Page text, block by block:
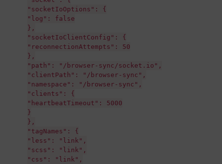
"socketIoOptions": {
"log": false
},
"socketIoClientConfig": {
"reconnectionAttempts": 50
},
"path": "/browser-sync/socket.io",
"clientPath": "/browser-sync",
"namespace": "/browser-sync",
"clients": {
"heartbeatTimeout": 5000
}
},
"tagNames": {
"less": "link",
"scss": "link",
"css": "link",